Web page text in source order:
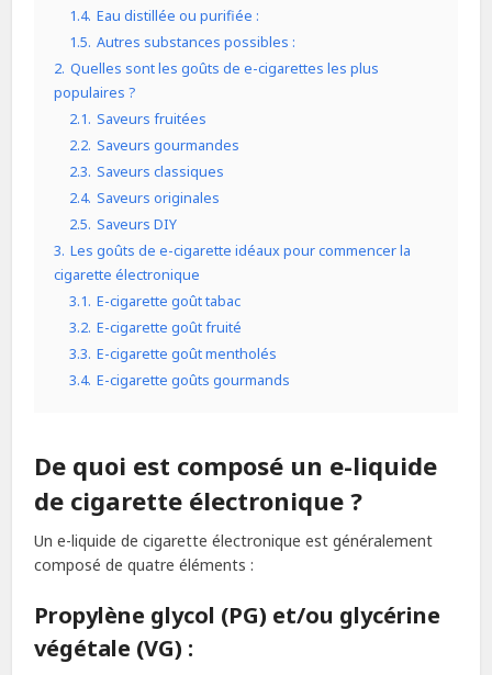
1.4. Eau distillée ou purifiée :
1.5. Autres substances possibles :
2. Quelles sont les goûts de e-cigarettes les plus
populaires ?
2.1. Saveurs fruitées
2.2. Saveurs gourmandes
2.3. Saveurs classiques
2.4. Saveurs originales
2.5. Saveurs DIY
3. Les goûts de e-cigarette idéaux pour commencer la
cigarette électronique
3.1. E-cigarette goût tabac
3.2. E-cigarette goût fruité
3.3. E-cigarette goût mentholés
3.4. E-cigarette goûts gourmands
De quoi est composé un e-liquide
de cigarette électronique ?
Un e-liquide de cigarette électronique est généralement
composé de quatre éléments :
Propylène glycol (PG) et/ou glycérine
végétale (VG) :